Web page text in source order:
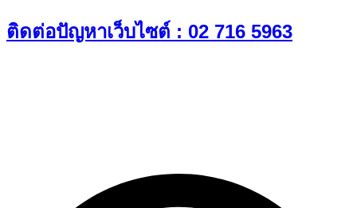
Skip
to
ติดต่อปัญหาเว็บไซต์ : 02 716 5963